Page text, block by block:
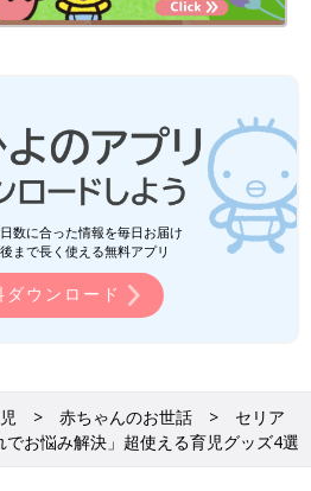
数に合った情報を毎日お届け
まで長く使える無料アプリ
ダウンロード
赤ちゃんのお世話
セリア
でお悩み解決」超使える育児グッズ4選